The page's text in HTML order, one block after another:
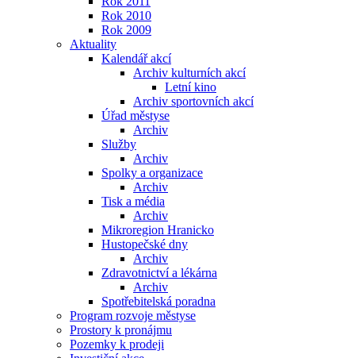
Rok 2010
Rok 2009
Aktuality
Kalendář akcí
Archiv kulturních akcí
Letní kino
Archiv sportovních akcí
Úřad městyse
Archiv
Služby
Archiv
Spolky a organizace
Archiv
Tisk a média
Archiv
Mikroregion Hranicko
Hustopečské dny
Archiv
Zdravotnictví a lékárna
Archiv
Spotřebitelská poradna
Program rozvoje městyse
Prostory k pronájmu
Pozemky k prodeji